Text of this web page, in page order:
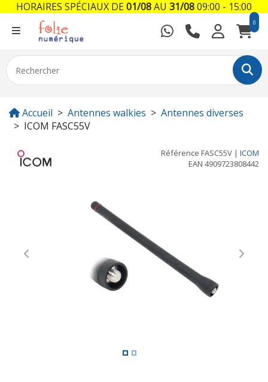
0
Accueil Antennes walkies
Antennes diverses
ICOM FASC55V
Référence FASC55V | ICOM
EAN 4909723808442
Previous Next
HORAIRES SPÉCIAUX DE01/08AU 31/0809:00 - 15:00